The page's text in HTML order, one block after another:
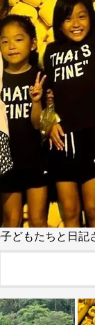
どもたちと日記